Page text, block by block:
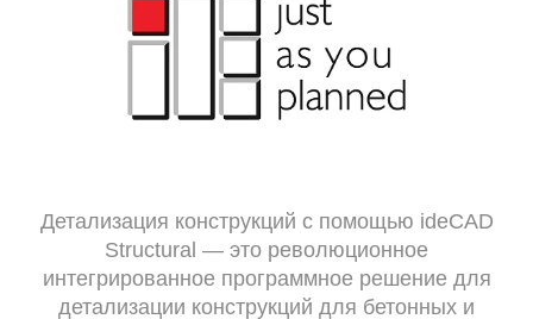
Детализация конструкций с помощью ideCAD
Structural — это революционное
интегрированное программное решение для
детализации конструкций для бетонных и